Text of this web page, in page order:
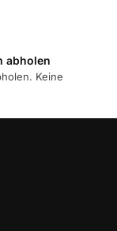
abholen
Keine